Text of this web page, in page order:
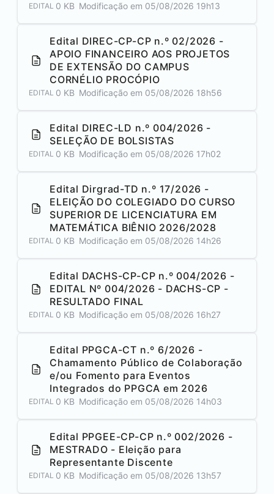
EDITAL 0 KB Modificação em 05/08/2026 19h13
Edital DIREC-CP-CP n.º 02/2026 -
APOIO FINANCEIRO AOS PROJETOS
DE EXTENSÃO DO CAMPUS
CORNÉLIO PROCÓPIO
EDITAL 0 KB Modificação em 05/08/2026 18h56
Edital DIREC-LD n.º 004/2026 -
SELEÇÃO DE BOLSISTAS
EDITAL 0 KB Modificação em 05/08/2026 17h02
Edital Dirgrad-TD n.º 17/2026 -
ELEIÇÃO DO COLEGIADO DO CURSO
SUPERIOR DE LICENCIATURA EM
MATEMÁTICA BIÊNIO 2026/2028
EDITAL 0 KB Modificação em 05/08/2026 14h26
Edital DACHS-CP-CP n.º 004/2026 -
EDITAL Nº 004/2026 - DACHS-CP -
RESULTADO FINAL
EDITAL 0 KB Modificação em 05/08/2026 16h27
Edital PPGCA-CT n.º 6/2026 -
Chamamento Público de Colaboração
e/ou Fomento para Eventos
Integrados do PPGCA em 2026
EDITAL 0 KB Modificação em 05/08/2026 14h03
Edital PPGEE-CP-CP n.º 002/2026 -
MESTRADO - Eleição para
Representante Discente
EDITAL 0 KB Modificação em 05/08/2026 13h57